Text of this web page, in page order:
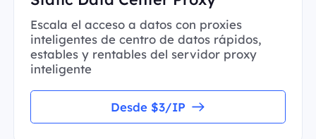
Escala el acceso a datos con proxies
inteligentes de centro de datos rápidos,
estables y rentables del servidor proxy
inteligente
Desde $3/IP